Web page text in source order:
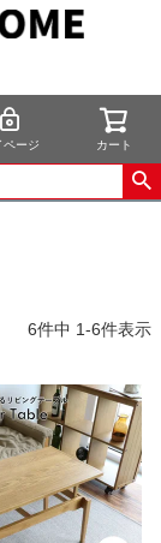
ページ カート
6件中 1-6件表示